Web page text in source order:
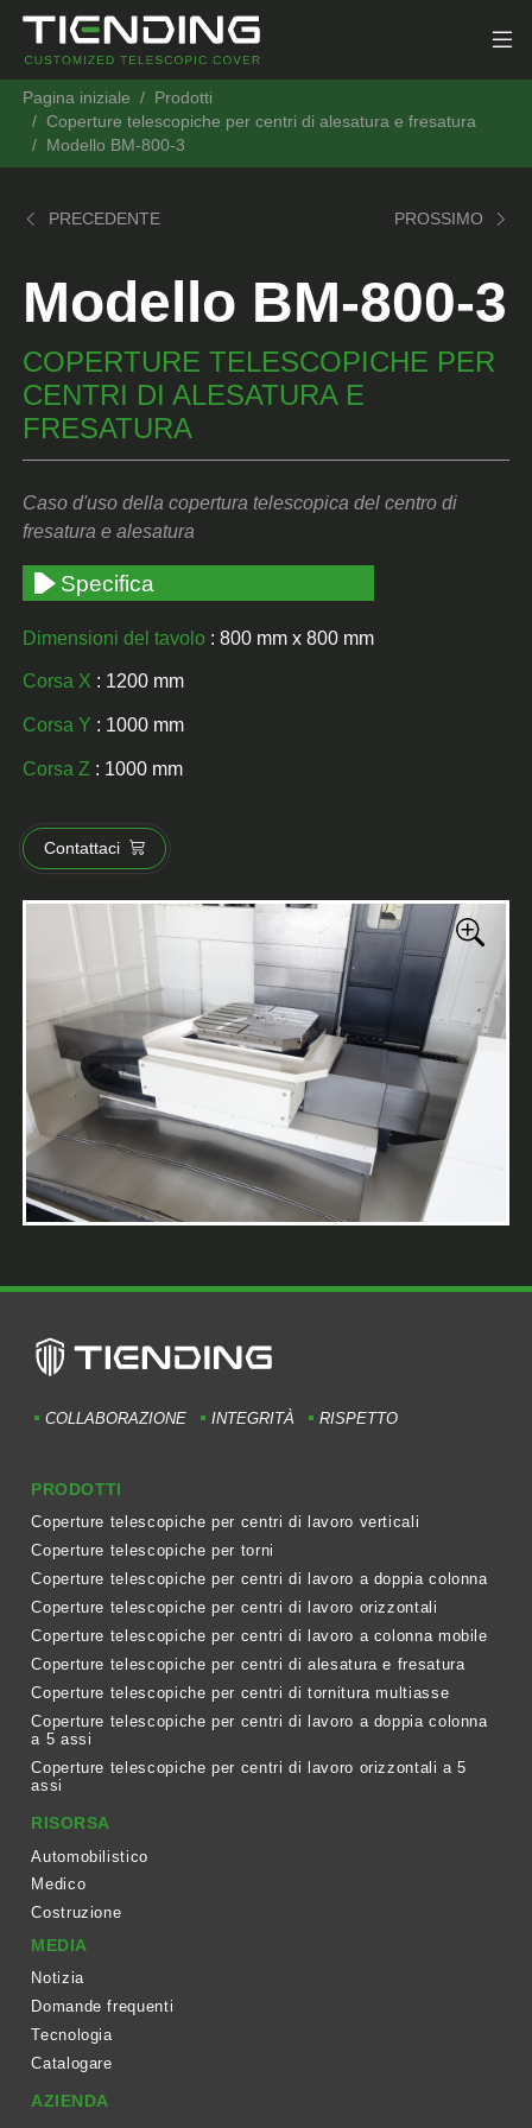
Pagina iniziale
Prodotti
Coperture telescopiche per centri di alesatura e fresatura
Modello BM-800-3
PRECEDENTE PROSSIMO
Modello BM-800-3
COPERTURE TELESCOPICHE PER
CENTRI DI ALESATURA E
FRESATURA
Caso d'uso della copertura telescopica del centro di
fresatura e alesatura
Specifica
Dimensioni del tavolo : 800 mm x 800 mm
Corsa X : 1200 mm
Corsa Y : 1000 mm
Corsa Z : 1000 mm
Contattaci
COLLABORAZIONE INTEGRITÀ RISPETTO
PRODOTTI
Coperture telescopiche per centri di lavoro verticali
Coperture telescopiche per torni
Coperture telescopiche per centri di lavoro a doppia colonna
Coperture telescopiche per centri di lavoro orizzontali
Coperture telescopiche per centri di lavoro a colonna mobile
Coperture telescopiche per centri di alesatura e fresatura
Coperture telescopiche per centri di tornitura multiasse
Coperture telescopiche per centri di lavoro a doppia colonna
a 5 assi
Coperture telescopiche per centri di lavoro orizzontali a 5
assi
RISORSA
Automobilistico
Medico
Costruzione
MEDIA
Notizia
Domande frequenti
Tecnologia
Catalogare
AZIENDA